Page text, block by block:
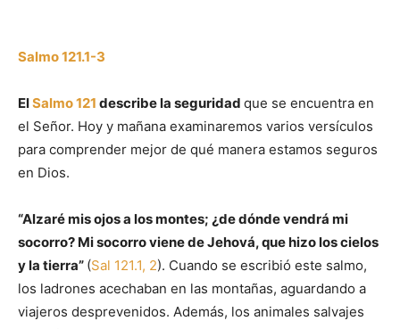
Salmo 121.1-3
ElSalmo 121 describe la seguridad que se encuentra en
el Señor. Hoy y mañana examinaremos varios versículos
para comprender mejor de qué manera estamos seguros
en Dios.
“Alzaré mis ojos a los montes; ¿de dónde vendrá mi
socorro? Mi socorro viene de Jehová, que hizo los cielos
y la tierra” (Sal 121.1, 2). Cuando se escribió este salmo,
los ladrones acechaban en las montañas, aguardando a
viajeros desprevenidos. Además, los animales salvajes